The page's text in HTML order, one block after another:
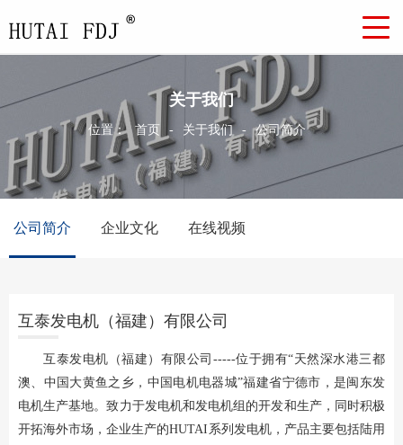
关于我们
位置： 首页 - 关于我们 - 公司简介
公司简介 企业文化 在线视频
互泰发电机（福建）有限公司
互泰发电机（福建）有限公司-----位于拥有“天然深水港三都
澳、中国大黄鱼之乡，中国电机电器城”福建省宁德市，是闽东发
电机生产基地。致力于发电机和发电机组的开发和生产，同时积极
开拓海外市场，企业生产的HUTAI系列发电机，产品主要包括陆用